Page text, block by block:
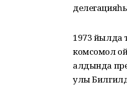
1973 йылда
комсомол
алдында
улы